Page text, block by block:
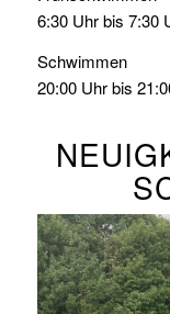
6:30 Uhr bis 7:30
20:00 Uhr bis